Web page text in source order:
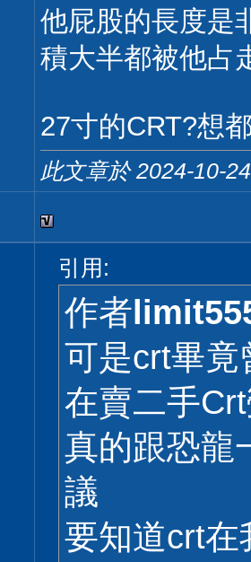
他屁股的長度是
積大半都被他占
27寸的CRT?想
此文章於 2024-10-
引用:
作者
可是crt畢竟
在賣二手
真的跟恐龍
議
要知道crt在